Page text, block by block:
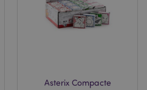
Asterix Compacte